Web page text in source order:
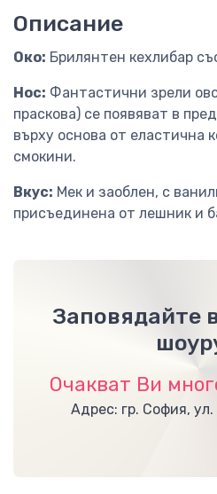
Описание
Око: Брилянтен кехлибар
Нос: Фантастични зрели
праскова) се появяват в
върху основа от еластична
смокини.
Вкус: Мек и заоблен, с
присъединена от лешник и
Заповядайте
Очакват Ви
Адрес: гр. София,